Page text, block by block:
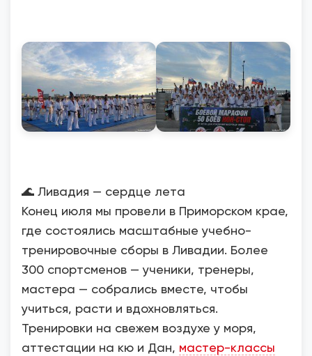
🌊 Ливадия — сердце лета
Конец июля мы провели в Приморском крае,
где состоялись масштабные учебно-
тренировочные сборы в Ливадии. Более
300 спортсменов — ученики, тренеры,
мастера — собрались вместе, чтобы
учиться, расти и вдохновляться.
Тренировки на свежем воздухе у моря,
аттестации на кю и Дан, мастер-классы